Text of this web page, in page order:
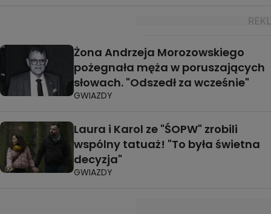
Żona Andrzeja Morozowskiego
pożegnała męża w poruszających
słowach. "Odszedł za wcześnie"
GWIAZDY
Laura i Karol ze "ŚOPW" zrobili
wspólny tatuaż! "To była świetna
decyzja"
GWIAZDY